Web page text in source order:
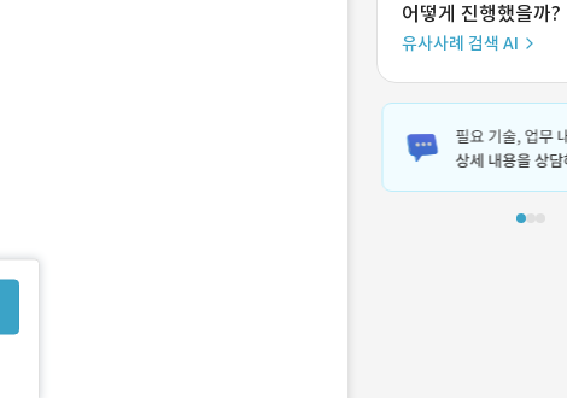
어떻게 진행했을까?
유사사례 검색 AI